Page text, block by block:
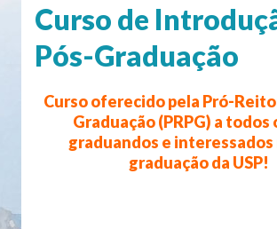
Curso de
Pós-Graduação
Curso oferecido pela Pró-
Graduação (PRPG) a todos
graduandos e interessados
graduação da USP!